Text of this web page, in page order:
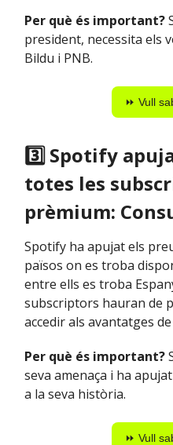
Per què és important?
president, necessita els
Bildu i PNB.
⏩ Vull
3️⃣ Spotify
totes les
prèmium:
Spotify ha apujat els
països on es troba
entre ells es troba
subscriptors hauran de
accedir als avantatges
Per què és important?
seva amenaça i ha
a la seva història.
⏩ Vull